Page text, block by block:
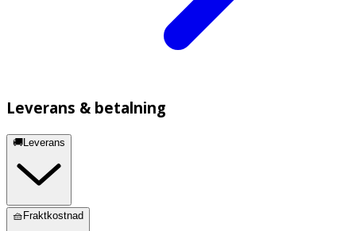
Leverans & betalning
🚚Leverans
🧺Fraktkostnad